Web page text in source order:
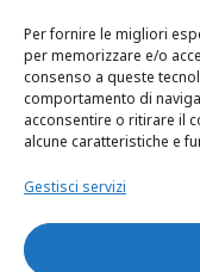
Per fornire le migliori
per memorizzare e/o
consenso a queste
comportamento di
acconsentire o ritirare il
alcune caratteristiche e
Gestisci servizirilevino:
–